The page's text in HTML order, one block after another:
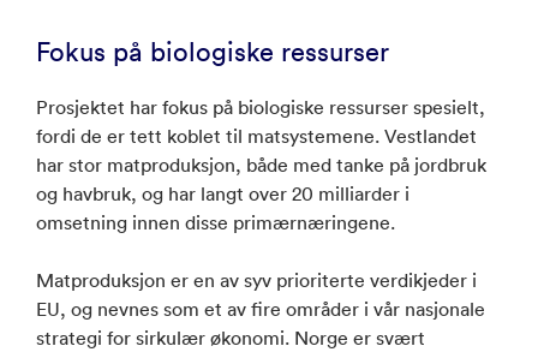
Fokus på biologiske ressurser
Prosjektet har fokus på biologiske ressurser spesielt,
fordi de er tett koblet til matsystemene. Vestlandet
har stor matproduksjon, både med tanke på jordbruk
og havbruk, og har langt over 20 milliarder i
omsetning innen disse primærnæringene.
Matproduksjon er en av syv prioriterte verdikjeder i
EU, og nevnes som et av fire områder i vår nasjonale
strategi for sirkulær økonomi. Norge er svært